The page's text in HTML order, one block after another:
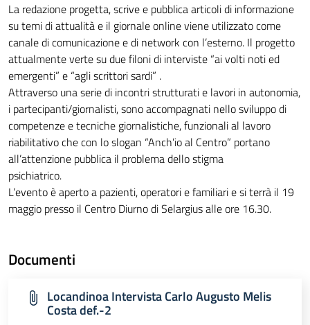
La redazione progetta, scrive e pubblica articoli di informazione
su temi di attualità e il giornale online viene utilizzato come
canale di comunicazione e di network con l’esterno. Il progetto
attualmente verte su due filoni di interviste “ai volti noti ed
emergenti” e “agli scrittori sardi” .
Attraverso una serie di incontri strutturati e lavori in autonomia,
i partecipanti/giornalisti, sono accompagnati nello sviluppo di
competenze e tecniche giornalistiche, funzionali al lavoro
riabilitativo che con lo slogan “Anch’io al Centro” portano
all’attenzione pubblica il problema dello stigma
psichiatrico.
L’evento è aperto a pazienti, operatori e familiari e si terrà il 19
maggio presso il Centro Diurno di Selargius alle ore 16.30.
Documenti
Locandinoa Intervista Carlo Augusto Melis
Costa def.-2